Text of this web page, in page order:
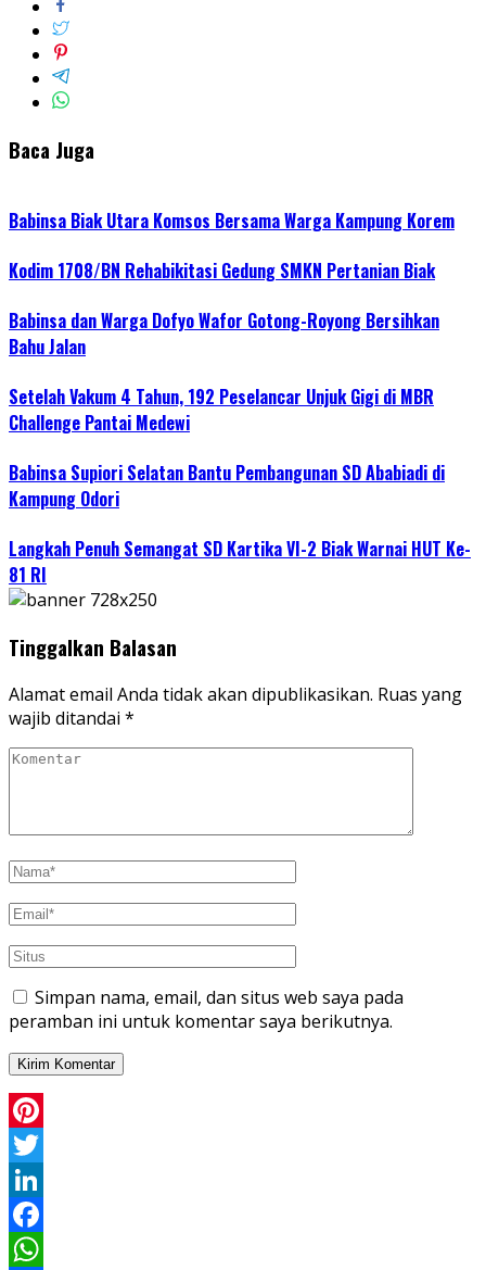
Baca Juga
Babinsa Biak Utara Komsos Bersama Warga Kampung Korem
Kodim 1708/BN Rehabikitasi Gedung SMKN Pertanian Biak
Babinsa dan Warga Dofyo Wafor Gotong-Royong Bersihkan
Bahu Jalan
Setelah Vakum 4 Tahun, 192 Peselancar Unjuk Gigi di MBR
Challenge Pantai Medewi
Babinsa Supiori Selatan Bantu Pembangunan SD Ababiadi di
Kampung Odori
Langkah Penuh Semangat SD Kartika VI-2 Biak Warnai HUT Ke-
81 RI
Tinggalkan Balasan
Alamat email Anda tidak akan dipublikasikan. Ruas yang
wajib ditandai *
Simpan nama, email, dan situs web saya pada
peramban ini untuk komentar saya berikutnya.
Pinterest
Twitter
LinkedIn
Facebook